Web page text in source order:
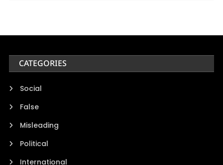
CATEGORIES
Social
False
Misleading
Political
International